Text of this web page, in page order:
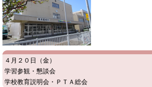
４月２０日（金）
学習参観・懇談会
学校教育説明会・ＰＴＡ総会